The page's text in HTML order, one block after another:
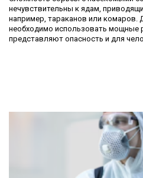
нечувствительны к ядам,
например, тараканов или комаров.
необходимо использовать мощные
представляют опасность и для